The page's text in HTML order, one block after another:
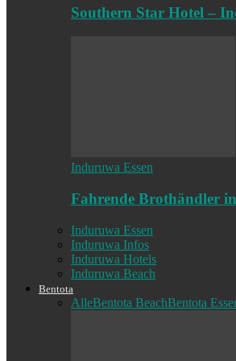
Southern Star Hotel –
Induruwa Essen
Fahrende Brothändler
Induruwa Essen
Induruwa Infos
Induruwa Hotels
Induruwa Beach
Bentota
AlleBentota BeachBentota